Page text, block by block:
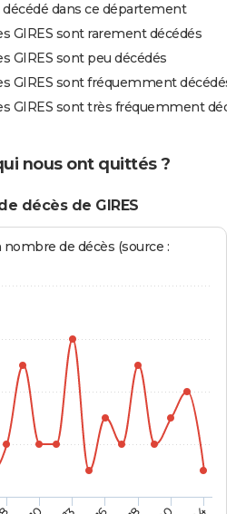
décédé dans ce département
GIRES sont rarement décédés
GIRES sont peu décédés
GIRES sont fréquemment décédés
GIRES sont très fréquemment
nous ont quittés ?
décès de GIRES
de décès (source :